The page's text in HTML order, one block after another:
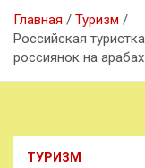
Главная
Туризм
Российская
россиянок на
ТУРИЗМ